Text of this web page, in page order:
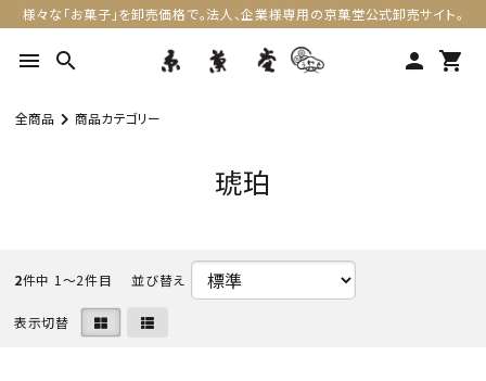
様々な「お菓子」を卸売価格で。法人、企業様専用の京菓堂公式卸売サイト。
menu search person shopping_cart
全商品 商品カテゴリー
琥珀
2件中 1〜2件目
表示切替